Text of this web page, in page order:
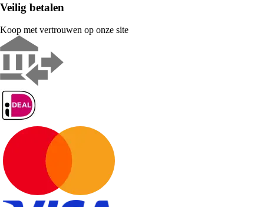
Veilig betalen
Koop met vertrouwen op onze site